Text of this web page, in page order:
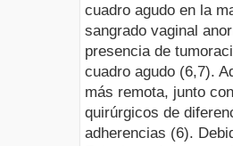
cuadro agudo en la
sangrado vaginal
presencia de
cuadro agudo (6,7).
más remota, junto
quirúrgicos de
adherencias (6).